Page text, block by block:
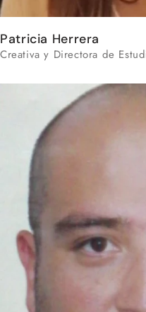
Patricia Herrera
Creativa y Directora de